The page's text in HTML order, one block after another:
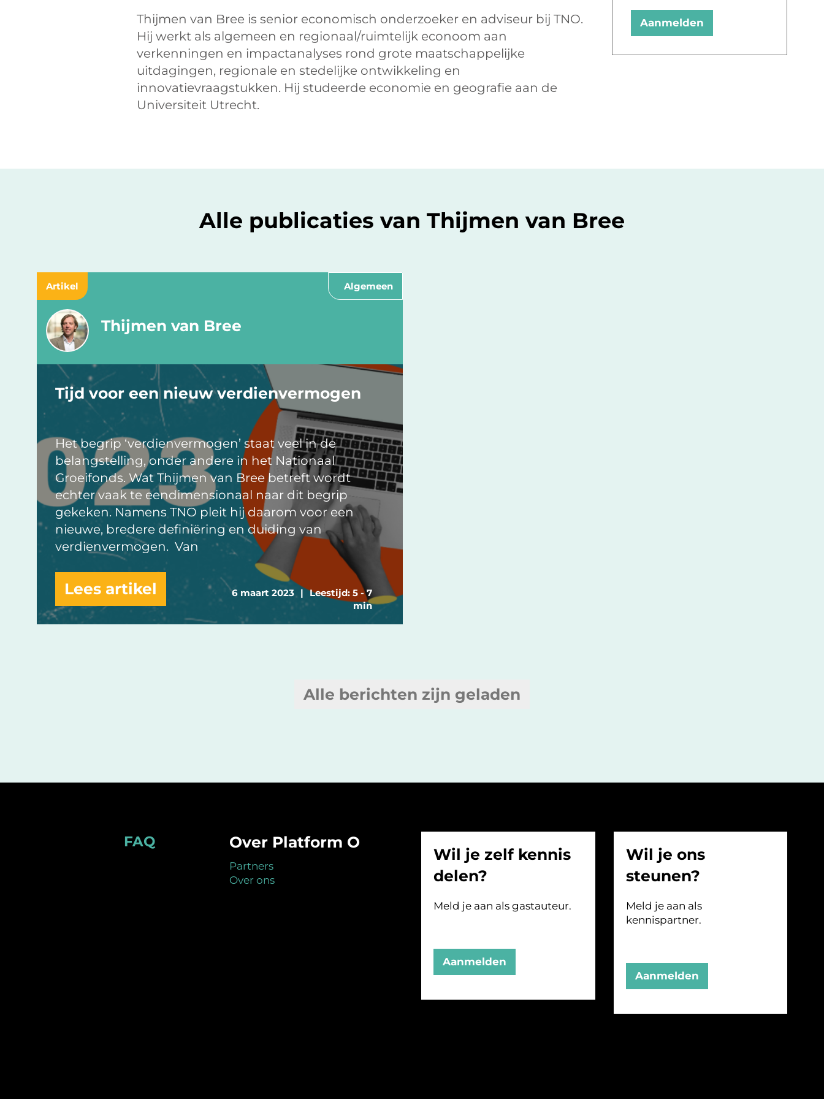
Thijmen van Bree is senior economisch onderzoeker en adviseur bij TNO.
Hij werkt als algemeen en regionaal/ruimtelijk econoom aan
verkenningen en impactanalyses rond grote maatschappelijke
uitdagingen, regionale en stedelijke ontwikkeling en
innovatievraagstukken. Hij studeerde economie en geografie aan de
Universiteit Utrecht.
Aanmelden
Alle publicaties van Thijmen van Bree
Artikel Algemeen
6 maart 2023 | Leestijd: 5 - 7
min
Thijmen van Bree
Tijd voor een nieuw verdienvermogen
Het begrip ‘verdienvermogen’ staat veel in de
belangstelling, onder andere in het Nationaal
Groeifonds. Wat Thijmen van Bree betreft wordt
echter vaak te eendimensionaal naar dit begrip
gekeken. Namens TNO pleit hij daarom voor een
nieuwe, bredere definiëring en duiding van
verdienvermogen. Van
Lees artikel
Alle berichten zijn geladen
FAQ Over Platform O
Partners
Over ons
Wil je zelf kennis
delen?
Meld je aan als gastauteur.
Aanmelden
Wil je ons
steunen?
Meld je aan als
kennispartner.
Aanmelden